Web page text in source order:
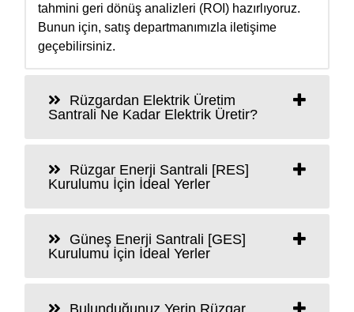
tahmini geri dönüş analizleri (ROI) hazırlıyoruz.
Bunun için, satış departmanımızla iletişime
geçebilirsiniz.
Rüzgardan Elektrik Üretim
Santrali Ne Kadar Elektrik Üretir?
Rüzgar Enerji Santrali [RES]
Kurulumu İçin İdeal Yerler
Güneş Enerji Santrali [GES]
Kurulumu İçin İdeal Yerler
Bulunduğunuz Yerin Rüzgar